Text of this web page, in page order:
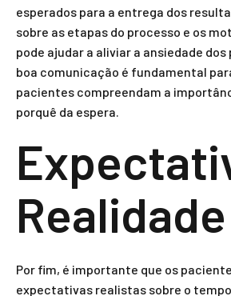
esperados para a entrega dos
sobre as etapas do processo e os
pode ajudar a aliviar a ansiedade
boa comunicação é fundamental
pacientes compreendam a
porquê da espera.
Realidade
Por fim, é importante que os
expectativas realistas sobre o